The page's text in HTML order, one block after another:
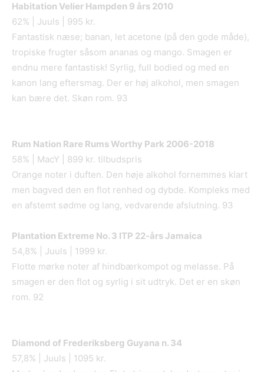
Habitation Velier Hampden 9 års 2010
62% | Juuls | 995 kr.
Fantastisk næse; banan, let acetone (på den gode måde),
tropiske frugter såsom ananas og mango. Smagen er
endnu mere fantastisk! Syrlig, full bodied og med en
kanon lang eftersmag. Der er høj alkohol, men smagen
kan bære det. Skøn rom. 93
Rum Nation Rare Rums Worthy Park 2006-2018
58% | MacY | 899 kr. tilbudspris
Orange noter i duften. Den høje alkohol fornemmes klart
men bagved den en flot renhed og dybde. Kompleks med
en afstemt sødme og lang, vedvarende afslutning. 93
Plantation Extreme No. 3 ITP 22-års Jamaica
54,8% | Juuls | 1999 kr.
Flotte mørke noter af hindbærkompot og melasse. På
smagen er den flot og syrlig i sit udtryk. Det er en skøn
rom. 92
Diamond of Frederiksberg Guyana n. 34
57,8% | Juuls | 1095 kr.